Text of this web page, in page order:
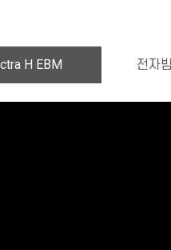
H EBM 전자